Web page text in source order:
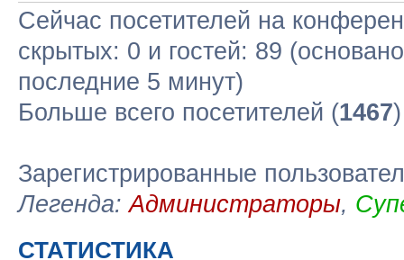
Сейчас посетителей на
скрытых: 0 и гостей: 89
последние 5 минут)
Больше всего посетителей (1467
Зарегистрированные
Легенда:Администраторы,
СТАТИСТИКА